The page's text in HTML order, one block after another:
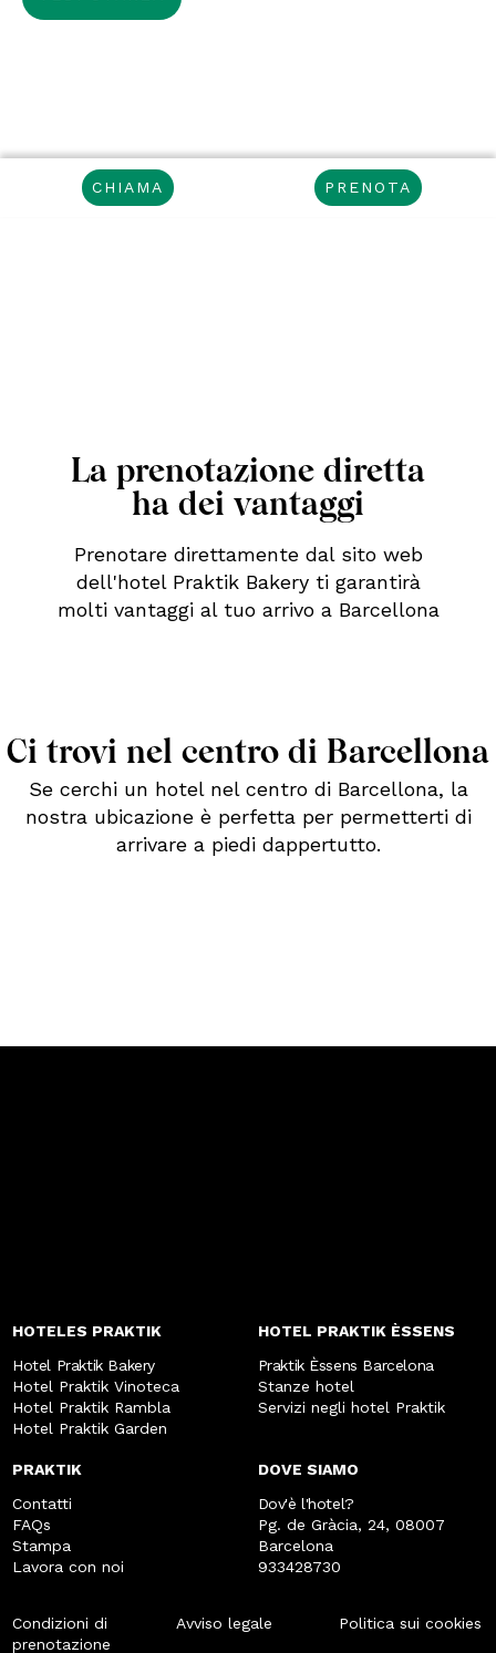
CHIAMA PRENOTA
La prenotazione diretta
ha dei vantaggi
Prenotare direttamente dal sito web
dell'hotel Praktik Bakery ti garantirà
molti vantaggi al tuo arrivo a Barcellona
Ci trovi nel centro di Barcellona
Se cerchi un hotel nel centro di Barcellona, la
nostra ubicazione è perfetta per permetterti di
arrivare a piedi dappertutto.
HOTELES PRAKTIK
Hotel Praktik Bakery
Hotel Praktik Vinoteca
Hotel Praktik Rambla
Hotel Praktik Garden
HOTEL PRAKTIK ÈSSENS
Praktik Èssens Barcelona
Stanze hotel
Servizi negli hotel Praktik
PRAKTIK
Contatti
FAQs
Stampa
Lavora con noi
DOVE SIAMO
Dov'è l'hotel?
Pg. de Gràcia, 24, 08007
Barcelona
933428730
Condizioni di
prenotazione
Avviso legale Politica sui cookies